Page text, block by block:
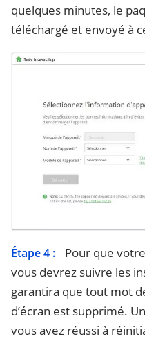
quelques minutes, le
téléchargé et envoyé à
Étape 4 :
Pour que
vous devrez suivre les
garantira que tout mot
d’écran est supprimé.
vous avez réussi à